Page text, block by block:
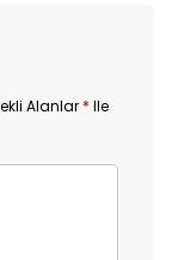
Alanlar * Ile